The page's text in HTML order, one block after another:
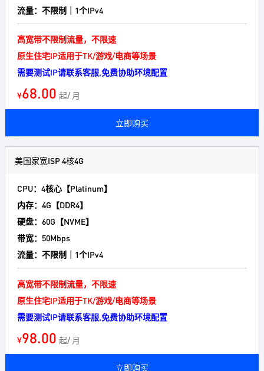
流量：不限制｜1个IPv4
高宽带不限制流量，不限速
原生住宅IP适用于TK/游戏/电商等场景
需要测试IP请联系客服,免费协助环境配置
¥68.00 起/ 月
立即购买
美国家宽ISP 4核4G
CPU：4核心【Platinum】
内存：4G【DDR4】
硬盘：60G【NVME】
带宽：50Mbps
流量：不限制｜1个IPv4
高宽带不限制流量，不限速
原生住宅IP适用于TK/游戏/电商等场景
需要测试IP请联系客服,免费协助环境配置
¥98.00 起/ 月
立即购买